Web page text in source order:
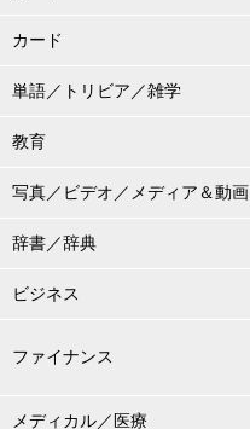
カード
単語／トリビア／雑学
教育
写真／ビデオ／メディア＆動画
辞書／辞典
ビジネス
ファイナンス
メディカル／医療